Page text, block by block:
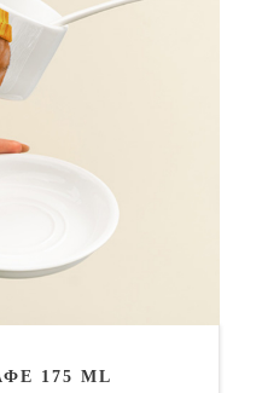
175 ML